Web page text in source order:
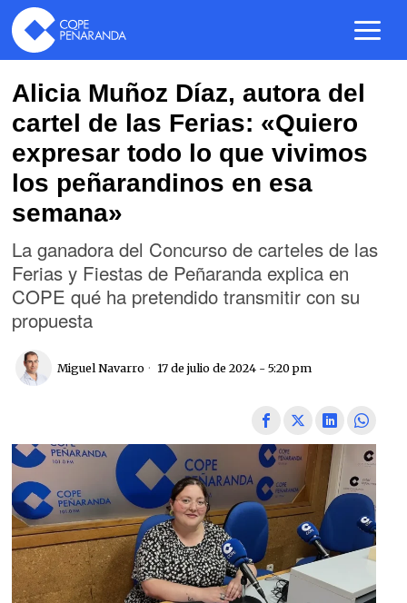
Alicia Muñoz Díaz, autora del
cartel de las Ferias: «Quiero
expresar todo lo que vivimos
los peñarandinos en esa
semana»
La ganadora del Concurso de carteles de las
Ferias y Fiestas de Peñaranda explica en
COPE qué ha pretendido transmitir con su
propuesta
Miguel Navarro 17 de julio de 2024 - 5:20 pm